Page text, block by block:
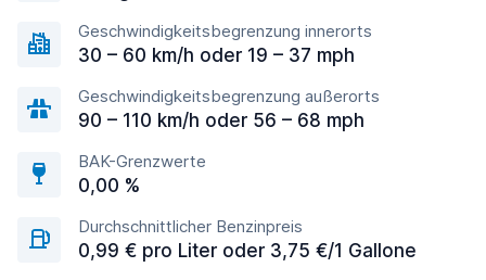
Geschwindigkeitsbegrenzung innerorts
30 – 60 km/h oder 19 – 37 mph
Geschwindigkeitsbegrenzung außerorts
90 – 110 km/h oder 56 – 68 mph
BAK-Grenzwerte
0,00 %
Durchschnittlicher Benzinpreis
0,99 € pro Liter oder 3,75 €/1 Gallone